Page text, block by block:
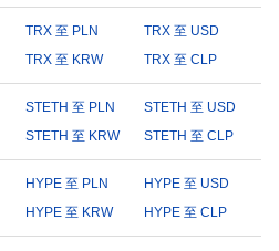
TRX 至 PLN
TRX 至 USD
TRX 至 KRW TRX 至 CLP
STETH 至 PLN
STETH 至 USD
STETH 至 KRW STETH 至 CLP
HYPE 至 PLN
HYPE 至 USD
HYPE 至 KRW HYPE 至 CLP